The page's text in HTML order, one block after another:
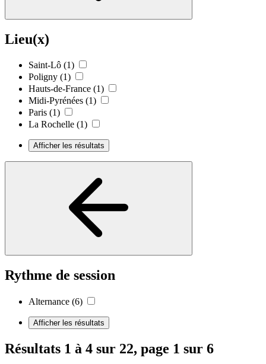
Lieu(x)
Saint-Lô (1)
Poligny (1)
Hauts-de-France (1)
Midi-Pyrénées (1)
Paris (1)
La Rochelle (1)
Afficher les résultats
Rythme de session
Alternance (6)
Afficher les résultats
Résultats 1 à 4 sur 22, page 1 sur 6